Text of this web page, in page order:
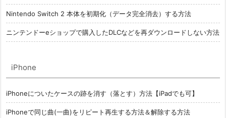
Nintendo Switch 2 本体を初期化（データ完全消去）する方法
ニンテンドーeショップで購入したDLCなどを再ダウンロードしない方法
iPhone
iPhoneについたケースの跡を消す（落とす）方法【iPadでも可】
iPhoneで同じ曲(一曲)をリピート再生する方法＆解除する方法